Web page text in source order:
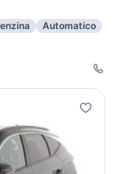
Automatico